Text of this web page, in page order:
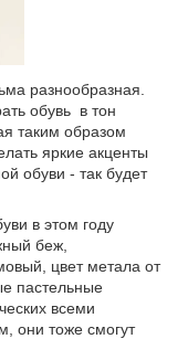
разнообразная.
обувь в тон
таким образом
яркие акценты
обуви - так будет
в этом году
беж,
цвет метала от
пастельные
всеми
они тоже смогут